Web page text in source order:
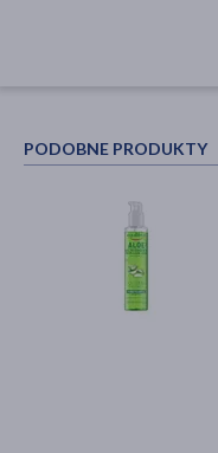
PODOBNE PRODUKTY